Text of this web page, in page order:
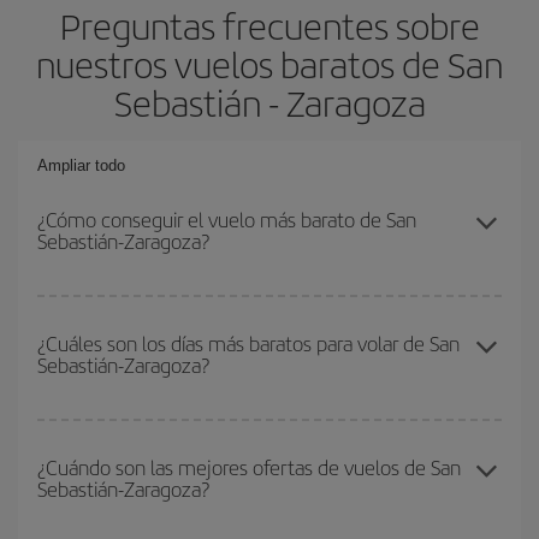
Preguntas frecuentes sobre
nuestros vuelos baratos de San
Sebastián - Zaragoza
Ampliar todo
¿Cómo conseguir el vuelo más barato de San
Sebastián-Zaragoza?
dest y conseguir el vuelo más barato si evitas temporadas altas,
compras con antelación y puedes ser flexible con las fechas y
¿Cuáles son los días más baratos para volar de San
Sebastián-Zaragoza?
que empezar una consulta en nuestro
buscador de vuelos
baratos. Dinos desde dónde vuelas, a dónde quieres ir y en qué
¿Cuándo son las mejores ofertas de vuelos de San
Sebastián-Zaragoza?